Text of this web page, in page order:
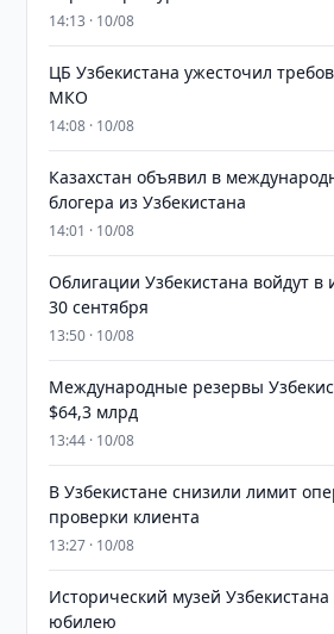
14:13 · 10/08
ЦБ Узбекистана ужесточил
МКО
14:08 · 10/08
Казахстан объявил в
блогера из Узбекистана
14:01 · 10/08
Облигации Узбекистана войдут в
30 сентября
13:50 · 10/08
Международные резервы
$64,3 млрд
13:44 · 10/08
В Узбекистане снизили лимит
проверки клиента
13:27 · 10/08
Исторический музей
юбилею